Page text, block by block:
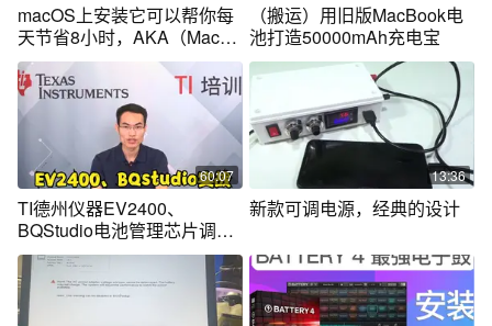
macOS上安装它可以帮你每
天节省8小时，AKA（Mac软
件推荐痒点篇）
（搬运）用旧版MacBook电
池打造50000mAh充电宝
60:07
TI德州仪器EV2400、
BQStudio电池管理芯片调试
实战培训
13:36
新款可调电源，经典的设计